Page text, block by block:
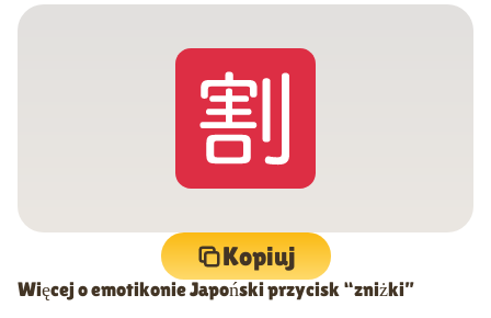
Kopiuj
Więcej o emotikonie Japoński przycisk “zniżki”